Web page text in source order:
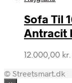
Sofa Til
Antracit
12.000,00 kr.
© Streetsmart.dk